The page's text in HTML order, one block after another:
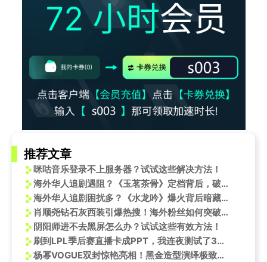
推荐文章
咪咕音乐登录不上服务器？试试这些解决方法！
海外华人追剧遇阻？《玉茗茶骨》定档背后，破解地区限制的实用指南
海外华人追剧困扰多？《水龙吟》爆火背后暗藏这些播放难题
肖顺尧钻石灰西装引爆热搜！海外粉丝如何突破限制追星不卡顿？
阴阳师进不去黑屏怎么办？试试这些有效方法！
刷到LPL季后赛直播卡成PPT，我连夜测试了3款加速器，终于找到海外看国服不转圈的方法
杨幂VOGUE双封惊艳亮相！黑金造型演绎极致时尚表现力，海外粉丝直呼看不了